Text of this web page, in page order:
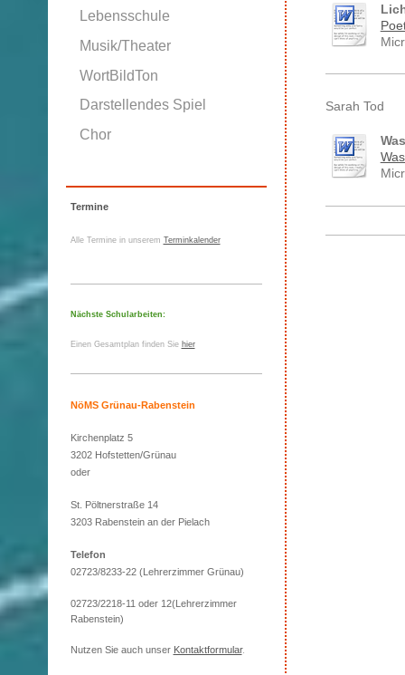
Sarah Tod
Lebensschule
Musik/Theater
WortBildTon
Darstellendes Spiel
Chor
Termine
Alle Termine in unserem Terminkalender
Nächste Schularbeiten:
Einen Gesamtplan finden Sie hier
NöMS Grünau-Rabenstein
Kirchenplatz 5
3202 Hofstetten/Grünau
oder
St. Pöltnerstraße 14
3203 Rabenstein an der Pielach
Telefon
02723/8233-22 (Lehrerzimmer Grünau)
02723/2218-11 oder 12(Lehrerzimmer
Rabenstein)
Nutzen Sie auch unser Kontaktformular.